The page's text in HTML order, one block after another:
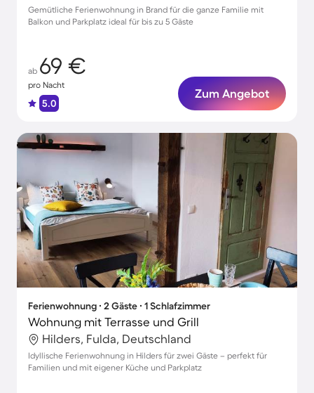
Gemütliche Ferienwohnung in Brand für die ganze Familie mit
Balkon und Parkplatz ideal für bis zu 5 Gäste
ab 69 €
pro Nacht
5.0
Zum Angebot
Ferienwohnung ∙ 2 Gäste ∙ 1 Schlafzimmer
Wohnung mit Terrasse und Grill
Hilders, Fulda, Deutschland
Idyllische Ferienwohnung in Hilders für zwei Gäste – perfekt für
Familien und mit eigener Küche und Parkplatz